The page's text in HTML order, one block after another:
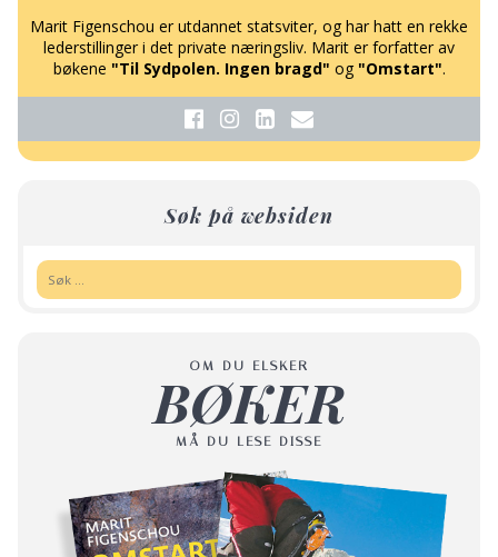
Marit Figenschou er utdannet statsviter, og har hatt en rekke
lederstillinger i det private næringsliv. Marit er forfatter av
bøkene "Til Sydpolen. Ingen bragd" og "Omstart".
Søk på websiden
OM DU ELSKER
BØKER
MÅ DU LESE DISSE